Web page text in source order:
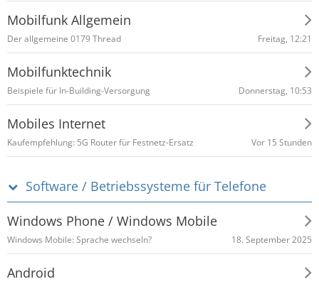
Mobilfunk Allgemein
​Der allgemeine 0179 Thread Freitag, 12:21
Mobilfunktechnik
Beispiele für In-Building-Versorgung Donnerstag, 10:53
Mobiles Internet
Kaufempfehlung: 5G Router für Festnetz-Ersatz Vor 15 Stunden
Software / Betriebssysteme für Telefone
Windows Phone / Windows Mobile
Windows Mobile: Sprache wechseln? 18. September 2025
Android